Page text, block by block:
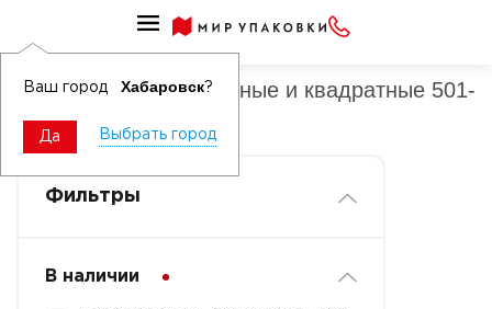
Ваш город Хабаровск?
Да Выбрать город
Банки ПП прямоугольные и квадратные 501-1000 мл
Банки ПП прямоугольные и квадратные 501-
Фильтры
В наличии